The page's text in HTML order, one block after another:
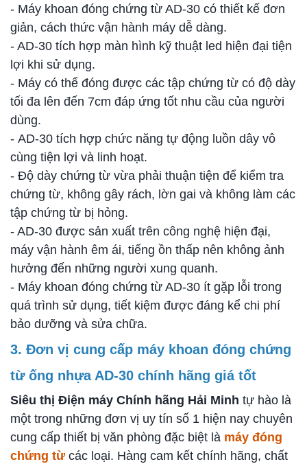
- Máy khoan đóng chứng từ AD-30 có thiết kế đơn
giản, cách thức vận hành máy dễ dàng.
- AD-30 tích hợp màn hình kỹ thuật led hiện đại tiện
lợi khi sử dụng.
- Máy có thể đóng được các tập chứng từ có độ dày
tối đa lên đến 7cm đáp ứng tốt nhu cầu của người
dùng.
- AD-30 tích hợp chức năng tự động luồn dây vô
cùng tiện lợi và linh hoạt.
- Độ dày chứng từ vừa phải thuận tiện để kiểm tra
chứng từ, không gây rách, lờn gai và không làm các
tập chứng từ bị hỏng.
- AD-30 được sản xuất trên công nghệ hiện đại,
máy vận hành êm ái, tiếng ồn thấp nên không ảnh
hưởng đến những người xung quanh.
- Máy khoan đóng chứng từ AD-30 ít gặp lỗi trong
quá trình sử dụng, tiết kiệm được đáng kể chi phí
bảo dưỡng và sửa chữa.
3. Đơn vị cung cấp máy khoan đóng chứng
từ ống nhựa AD-30 chính hãng giá tốt
Siêu thị Điện máy Chính hãng Hải Minh tự hào là
một trong những đơn vị uy tín số 1 hiện nay chuyên
cung cấp thiết bị văn phòng đặc biệt là máy đóng
chứng từ các loại. Hàng cam kết chính hãng, chất